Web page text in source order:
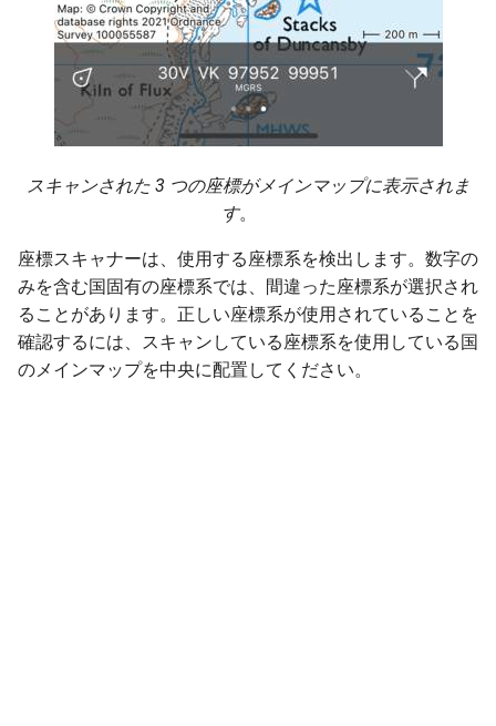
スキャンされた 3 つの座標がメインマップに表示されま
す。
座標スキャナーは、使用する座標系を検出します。数字の
みを含む国固有の座標系では、間違った座標系が選択され
ることがあります。正しい座標系が使用されていることを
確認するには、スキャンしている座標系を使用している国
のメインマップを中央に配置してください。